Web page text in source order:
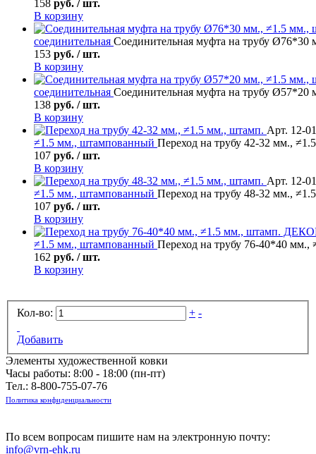
158 руб. / шт.
В корзину
соединительная Соединительная муфта на трубу
153 руб. / шт.
В корзину
соединительная Соединительная муфта на трубу
138 руб. / шт.
В корзину
Арт. 12-
≠1.5 мм., штампованный Переход на трубу 42-32 мм.,
107 руб. / шт.
В корзину
Арт. 12-
≠1.5 мм., штампованный Переход на трубу 48-32 мм.,
107 руб. / шт.
В корзину
≠1.5 мм., штампованный Переход на трубу 76-40*40
162 руб. / шт.
В корзину
Кол-во: + -
Добавить
Элементы художественной ковки
Часы работы: 8:00 - 18:00 (пн-пт)
Тел.: 8-800-755-07-76
Политика конфиденциальности
По всем вопросам пишите нам на электронную почту:
info@vrn-ehk.ru